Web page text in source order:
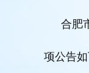
合肥
项公告如